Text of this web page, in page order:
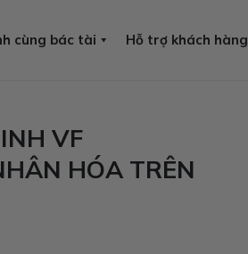
cùng bác tài Hỗ trợ khách hàng
VF
HÓA TRÊN